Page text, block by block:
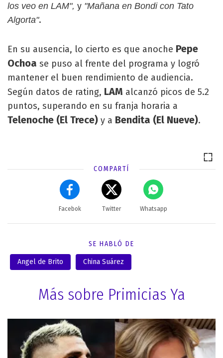
los veo en LAM", y "Mañana en Bondi con Tato
Algorta".
En su ausencia, lo cierto es que anoche Pepe
Ochoa se puso al frente del programa y logró
mantener el buen rendimiento de audiencia.
Según datos de rating, LAM alcanzó picos de 5.2
puntos, superando en su franja horaria a
Telenoche (El Trece) y a Bendita (El Nueve).
COMPARTÍ
Facebok Twitter Whatsapp
SE HABLÓ DE
Angel de Brito China Suárez
Más sobre Primicias Ya